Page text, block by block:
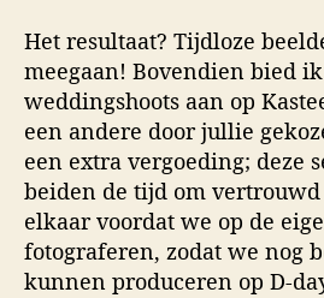
Het resultaat? Tijdloze
meegaan! Bovendien bied
weddingshoots aan op
een andere door jullie
een extra vergoeding; deze
beiden de tijd om
elkaar voordat we op de
fotograferen, zodat we nog
kunnen produceren op D-